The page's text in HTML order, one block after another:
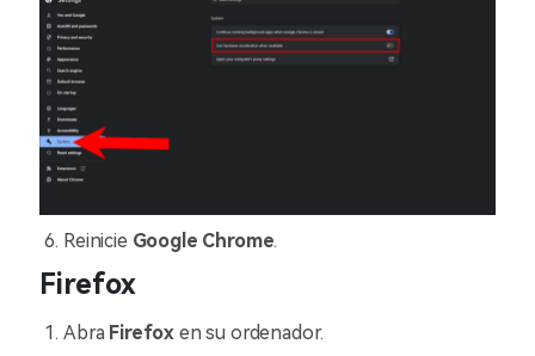
Reinicie Google Chrome.
Firefox
Abra Firefox en su ordenador.